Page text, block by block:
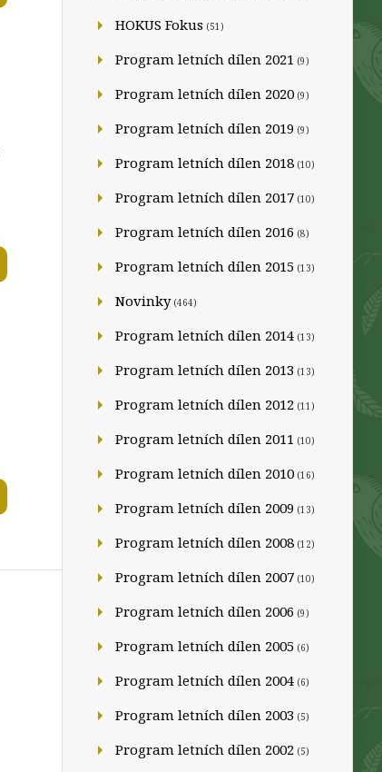
HOKUS Fokus (51)
Program letních dílen 2021 (9)
Program letních dílen 2020 (9)
Program letních dílen 2019 (9)
Program letních dílen 2018 (10)
Program letních dílen 2017 (10)
Program letních dílen 2016 (8)
Program letních dílen 2015 (13)
Novinky(464)
Program letních dílen 2014 (13)
Program letních dílen 2013 (13)
Program letních dílen 2012 (11)
Program letních dílen 2011 (10)
Program letních dílen 2010 (16)
Program letních dílen 2009 (13)
Program letních dílen 2008 (12)
Program letních dílen 2007 (10)
Program letních dílen 2006 (9)
Program letních dílen 2005 (6)
Program letních dílen 2004 (6)
Program letních dílen 2003 (5)
Program letních dílen 2002 (5)